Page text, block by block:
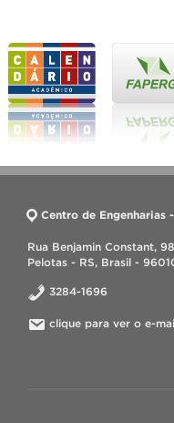
Centro de Engenharias
Rua Benjamin Constant,
Pelotas - RS, Brasil -
3284-1696
clique para ver o e-